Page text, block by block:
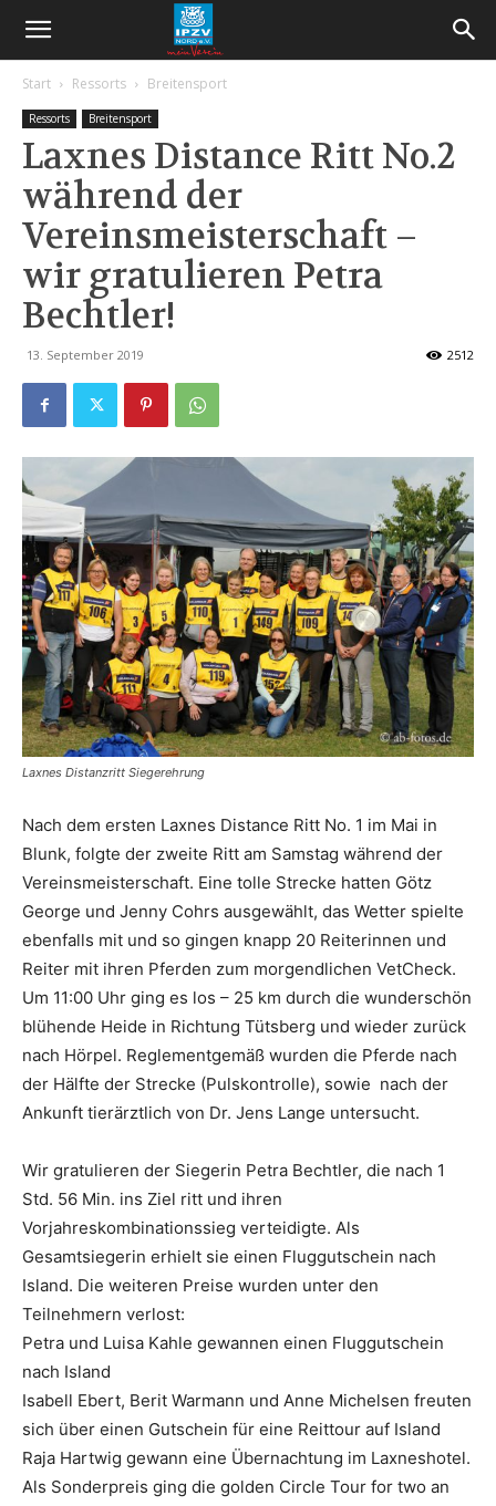
Start Ressorts Breitensport
Ressorts Breitensport
Laxnes Distance Ritt No.2
während der
Vereinsmeisterschaft –
wir gratulieren Petra
Bechtler!
13. September 2019 2512
Laxnes Distanzritt Siegerehrung
Nach dem ersten Laxnes Distance Ritt No. 1 im Mai in
Blunk, folgte der zweite Ritt am Samstag während der
Vereinsmeisterschaft. Eine tolle Strecke hatten Götz
George und Jenny Cohrs ausgewählt, das Wetter spielte
ebenfalls mit und so gingen knapp 20 Reiterinnen und
Reiter mit ihren Pferden zum morgendlichen VetCheck.
Um 11:00 Uhr ging es los – 25 km durch die wunderschön
blühende Heide in Richtung Tütsberg und wieder zurück
nach Hörpel. Reglementgemäß wurden die Pferde nach
der Hälfte der Strecke (Pulskontrolle), sowie nach der
Ankunft tierärztlich von Dr. Jens Lange untersucht.
Wir gratulieren der Siegerin Petra Bechtler, die nach 1
Std. 56 Min. ins Ziel ritt und ihren
Vorjahreskombinationssieg verteidigte. Als
Gesamtsiegerin erhielt sie einen Fluggutschein nach
Island. Die weiteren Preise wurden unter den
Teilnehmern verlost:
Petra und Luisa Kahle gewannen einen Fluggutschein
nach Island
Isabell Ebert, Berit Warmann und Anne Michelsen freuten
sich über einen Gutschein für eine Reittour auf Island
Raja Hartwig gewann eine Übernachtung im Laxneshotel.
Als Sonderpreis ging die golden Circle Tour for two an